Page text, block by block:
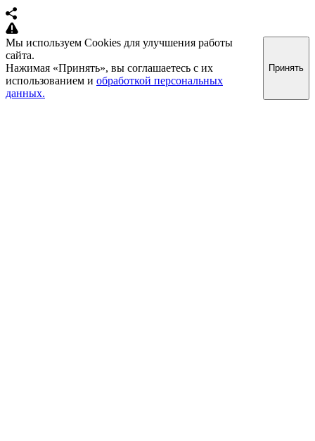
Мы используем Cookies для улучшения работы
сайта.
Нажимая «Принять», вы соглашаетесь с их
использованием и обработкой персональных
данных.
Принять